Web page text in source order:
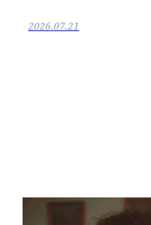
2026.07.21